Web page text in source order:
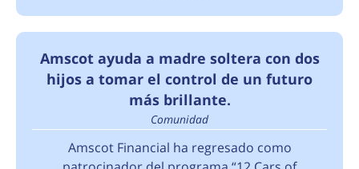
Amscot ayuda a madre soltera con dos
hijos a tomar el control de un futuro
más brillante.
Comunidad
Amscot Financial ha regresado como